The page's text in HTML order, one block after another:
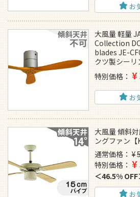
お
大風量 軽量
Collection
blades JE-
クツ製シーリ
特別価格
¥
お
大風量 傾斜
ングファン【
通常価格
¥
特別価格
¥
46.5% OFF
お